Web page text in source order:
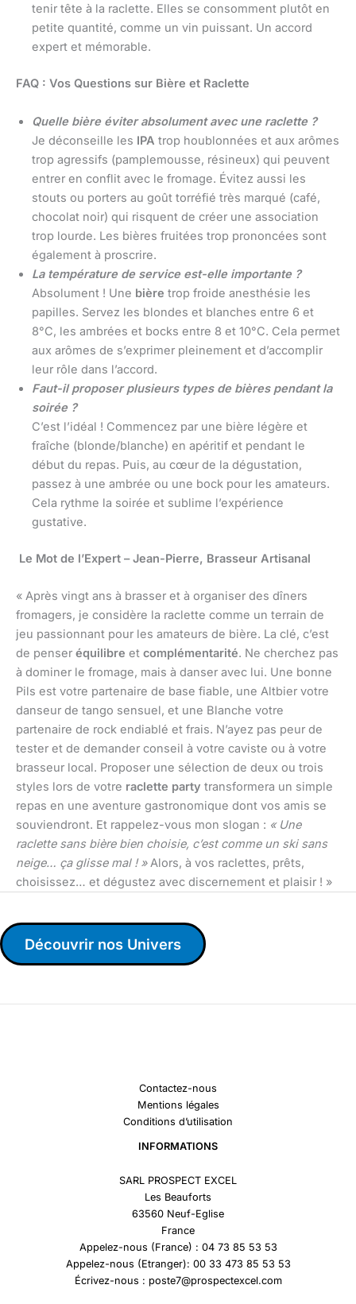
tenir tête à la raclette. Elles se consomment plutôt en
petite quantité, comme un vin puissant. Un accord
expert et mémorable.
FAQ : Vos Questions sur Bière et Raclette
Quelle bière éviter absolument avec une raclette ?
Je déconseille les IPA trop houblonnées et aux arômes
trop agressifs (pamplemousse, résineux) qui peuvent
entrer en conflit avec le fromage. Évitez aussi les
stouts ou porters au goût torréfié très marqué (café,
chocolat noir) qui risquent de créer une association
trop lourde. Les bières fruitées trop prononcées sont
également à proscrire.
La température de service est-elle importante ?
Absolument ! Une bière trop froide anesthésie les
papilles. Servez les blondes et blanches entre 6 et
8°C, les ambrées et bocks entre 8 et 10°C. Cela permet
aux arômes de s’exprimer pleinement et d’accomplir
leur rôle dans l’accord.
Faut-il proposer plusieurs types de bières pendant la
soirée ?
C’est l’idéal ! Commencez par une bière légère et
fraîche (blonde/blanche) en apéritif et pendant le
début du repas. Puis, au cœur de la dégustation,
passez à une ambrée ou une bock pour les amateurs.
Cela rythme la soirée et sublime l’expérience
gustative.
Le Mot de l’Expert – Jean-Pierre, Brasseur Artisanal
« Après vingt ans à brasser et à organiser des dîners
fromagers, je considère la raclette comme un terrain de
jeu passionnant pour les amateurs de bière. La clé, c’est
de penser équilibre et complémentarité. Ne cherchez pas
à dominer le fromage, mais à danser avec lui. Une bonne
Pils est votre partenaire de base fiable, une Altbier votre
danseur de tango sensuel, et une Blanche votre
partenaire de rock endiablé et frais. N’ayez pas peur de
tester et de demander conseil à votre caviste ou à votre
brasseur local. Proposer une sélection de deux ou trois
styles lors de votre raclette party transformera un simple
repas en une aventure gastronomique dont vos amis se
souviendront. Et rappelez-vous mon slogan : « Une
raclette sans bière bien choisie, c’est comme un ski sans
neige… ça glisse mal ! »Alors, à vos raclettes, prêts,
choisissez… et dégustez avec discernement et plaisir ! »
Découvrir nos Univers
Contactez-nous
Mentions légales
Conditions d’utilisation
INFORMATIONS
SARL PROSPECT EXCEL
Les Beauforts
63560 Neuf-Eglise
France
Appelez-nous (France) : 04 73 85 53 53
Appelez-nous (Etranger): 00 33 473 85 53 53
Écrivez-nous : poste7@prospectexcel.com